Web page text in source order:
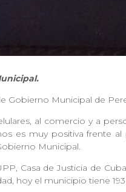
Gobierno Municipal de
al comercio y a
es muy positiva frente
Municipal.
Casa de Justicia de
hoy el municipio tiene